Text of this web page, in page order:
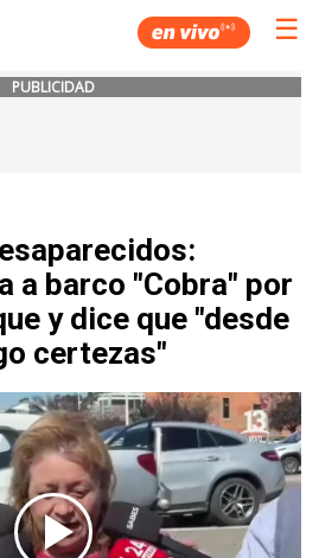
☰
PUBLICIDAD
a barco "Cobra" por
y dice que "desde
certezas"